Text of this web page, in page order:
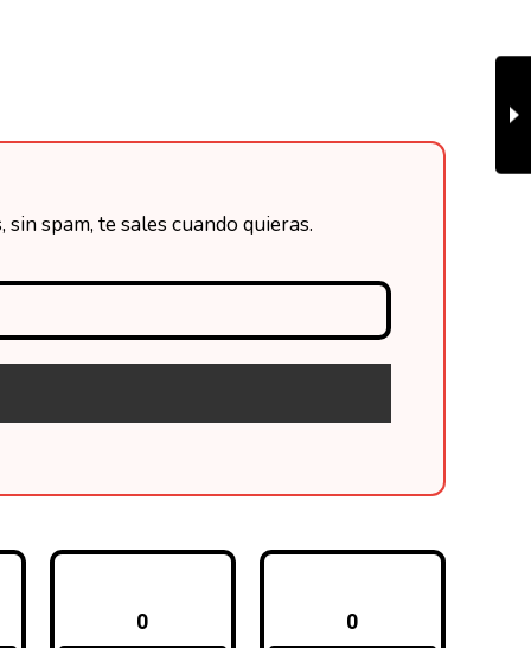
spam, te sales cuando quieras.
0 0